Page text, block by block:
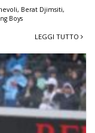
, Berat Djimsiti,
Boys
LEGGI TUTTO